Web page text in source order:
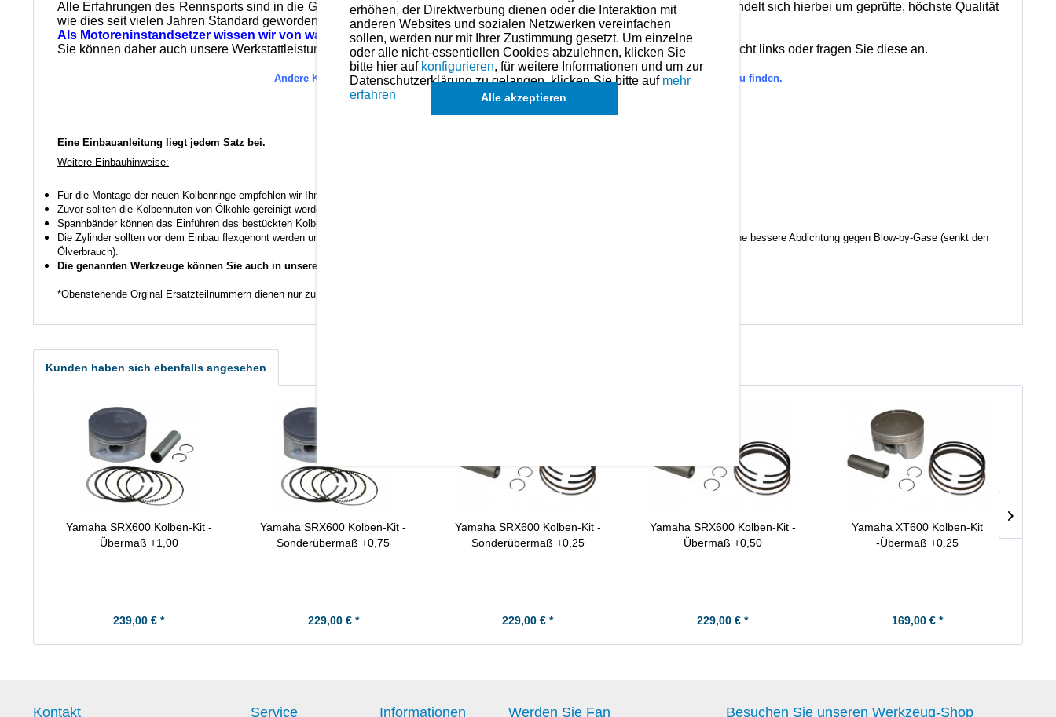
Alle Erfahrungen des Rennsports sind in die Gestaltung und Produktion der angebotenen Kolben hier eingeflossen. Es handelt sich hierbei um geprüfte, höchste Qualität
wie dies seit vielen Jahren Standard geworden ist.
Als Motoreninstandsetzer wissen wir von was wir sprechen.
Sie können daher auch unsere Werkstattleistungen in Anspruch nehmen. Preise hierzu finden Sie in der Kategorien-Übersicht links oder fragen Sie diese an.
Andere Kolbenmaße für dieses Modell sind (falls vorhanden) in der übergeordneten Kategorie zu finden.
einzelne Ringe u. Kolben
Eine Einbauanleitung liegt jedem Satz bei.
Weitere Einbauhinweise:
Für die Montage der neuen Kolbenringe empfehlen wir Ihnen eine Kolbenringzange zu verwenden.
Zuvor sollten die Kolbennuten von Ölkohle gereinigt werden auch hierfür gibt es ein Werkzeug.
Spannbänder können das Einführen des bestückten Kolbens in den Zylinder erleichtern.
Die Zylinder sollten vor dem Einbau flexgehont werden um den Kreuzschliff wieder einzubringen. Dies ermöglicht eine bessere Ölhaftung und somit eine bessere Abdichtung gegen Blow-by-Gase (senkt den
Ölverbrauch).
Die genannten Werkzeuge können Sie auch in unserem Shop finden.
*Obenstehende Orginal Ersatzteilnummern dienen nur zu Vergleichszwecken.
Kunden haben sich ebenfalls angesehen
Yamaha SRX600 Kolben-Kit -
Übermaß +1,00
239,00 € *
Yamaha SRX600 Kolben-Kit -
Sonderübermaß +0,75
229,00 € *
Yamaha SRX600 Kolben-Kit -
Sonderübermaß +0,25
229,00 € *
Yamaha SRX600 Kolben-Kit -
Übermaß +0,50
229,00 € *
Yamaha XT600 Kolben-Kit
-Übermaß +0.25
169,00 € *
Kontakt Service Informationen Werden Sie Fan Besuchen Sie unseren Werkzeug-Shop
erhöhen, der Direktwerbung dienen oder die Interaktion mit
anderen Websites und sozialen Netzwerken vereinfachen
sollen, werden nur mit Ihrer Zustimmung gesetzt. Um einzelne
oder alle nicht-essentiellen Cookies abzulehnen, klicken Sie
bitte hier auf konfigurieren, für weitere Informationen und um zur
Datenschutzerklärung zu gelangen, klicken Sie bitte auf mehr
erfahren
Alle akzeptieren